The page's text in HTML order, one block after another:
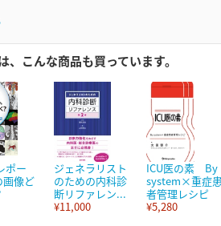
、こんな商品も買っています。
ポー
画像ど
ジェネラリスト
のための内科診
断リファレン...
¥11,000
ICU医の素 By
system×重症
者管理レシピ
¥5,280